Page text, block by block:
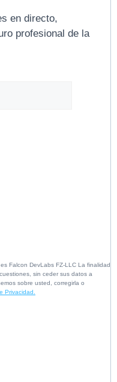
en directo,
profesional de la
Falcon DevLabs FZ-LLC La finalidad
sin ceder sus datos a
sobre usted, corregirla o
Privacidad.